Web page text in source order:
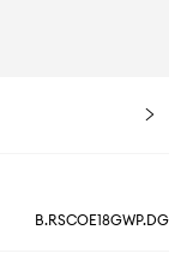
B.RSCOE18GWP.DG